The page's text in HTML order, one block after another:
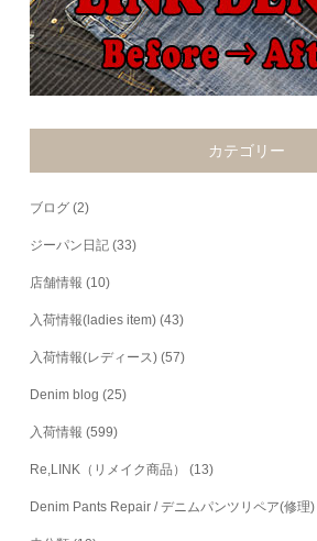
カテゴリー
ブログ (2)
ジーパン日記 (33)
店舗情報 (10)
入荷情報(ladies item) (43)
入荷情報(レディース) (57)
Denim blog (25)
入荷情報 (599)
Re,LINK（リメイク商品） (13)
Denim Pants Repair / デニムパンツリペア(修理)